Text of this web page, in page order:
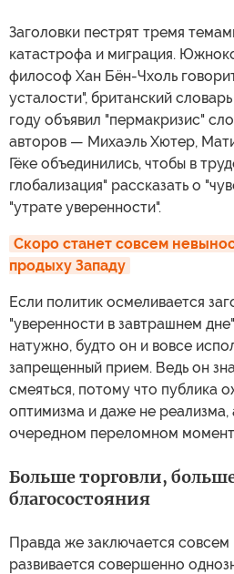
Заголовки пестрят тремя
катастрофа и миграция.
философ Хан Бён-Чхоль
усталости", британский
году объявил "пермакризис"
авторов — Михаэль Хютер,
Гёке объединились, чтобы в
глобализация" рассказать о
"утрате уверенности".
Скоро станет совсем
продыху Западу
Если политик осмеливается
"уверенности в завтрашнем
натужно, будто он и вовсе
запрещенный прием. Ведь он
смеяться, потому что публика
оптимизма и даже не реализма,
очередном переломном
Больше торговли,
благосостояния
Правда же заключается
развивается совершенно